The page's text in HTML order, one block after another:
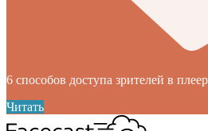
6 способов доступа зрителей в
Читать